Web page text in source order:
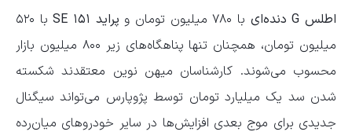
اطلس G دنده‌ای با ۷۸۰ میلیون تومان و پراید ۱۵۱ SE
با ۵۲۰
میلیون تومان، همچنان تنها پناهگاه‌های زیر ۸۰۰ میلیون بازار
محسوب می‌شوند. کارشناسان میهن نوین معتقدند شکسته
شدن سد یک میلیارد تومان توسط پژوپارس می‌تواند سیگنال
جدیدی برای موج بعدی افزایش‌ها در سایر خودروهای میان‌رده